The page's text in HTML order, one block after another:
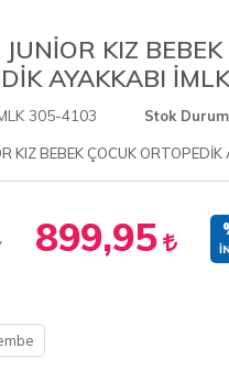
KIZ
AYAKKABI
305-4103 Stok
KIZ BEBEK ÇOCUK
899,95